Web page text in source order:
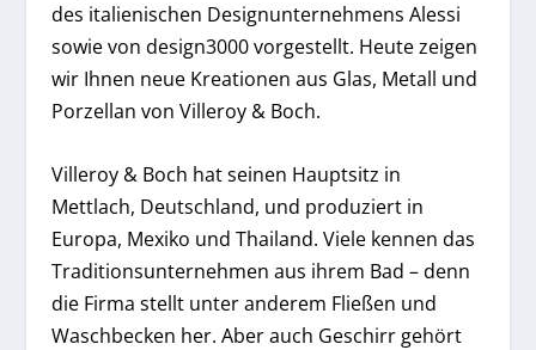
des italienischen Designunternehmens Alessi
sowie von design3000 vorgestellt. Heute zeigen
wir Ihnen neue Kreationen aus Glas, Metall und
Porzellan von Villeroy & Boch.
Villeroy & Boch hat seinen Hauptsitz in
Mettlach, Deutschland, und produziert in
Europa, Mexiko und Thailand. Viele kennen das
Traditionsunternehmen aus ihrem Bad – denn
die Firma stellt unter anderem Fließen und
Waschbecken her. Aber auch Geschirr gehört